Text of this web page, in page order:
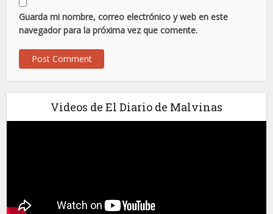
Guarda mi nombre, correo electrónico y web en este
navegador para la próxima vez que comente.
Videos de El Diario de Malvinas